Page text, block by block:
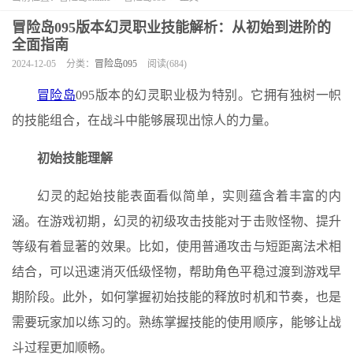
冒险岛095版本幻灵职业技能解析：从初始到进阶的
全面指南
2024-12-05 分类： 冒险岛095 阅读(684)
冒险岛095版本的幻灵职业极为特别。它拥有独树一帜
的技能组合，在战斗中能够展现出惊人的力量。
初始技能理解
幻灵的起始技能表面看似简单，实则蕴含着丰富的内
涵。在游戏初期，幻灵的初级攻击技能对于击败怪物、提升
等级有着显著的效果。比如，使用普通攻击与短距离法术相
结合，可以迅速消灭低级怪物，帮助角色平稳过渡到游戏早
期阶段。此外，如何掌握初始技能的释放时机和节奏，也是
需要玩家加以练习的。熟练掌握技能的使用顺序，能够让战
斗过程更加顺畅。